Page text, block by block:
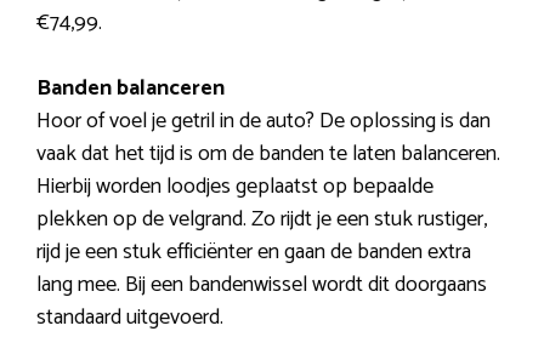
€74,99.
Banden balanceren
Hoor of voel je getril in de auto? De oplossing is dan
vaak dat het tijd is om de banden te laten balanceren.
Hierbij worden loodjes geplaatst op bepaalde
plekken op de velgrand. Zo rijdt je een stuk rustiger,
rijd je een stuk efficiënter en gaan de banden extra
lang mee. Bij een bandenwissel wordt dit doorgaans
standaard uitgevoerd.